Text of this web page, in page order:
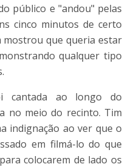
público e "andou" pelas
cinco minutos de certo
mostrou que queria estar
qualquer tipo
cantada ao longo do
no meio do recinto. Tim
indignação ao ver que o
em filmá-lo do que
colocarem de lado os